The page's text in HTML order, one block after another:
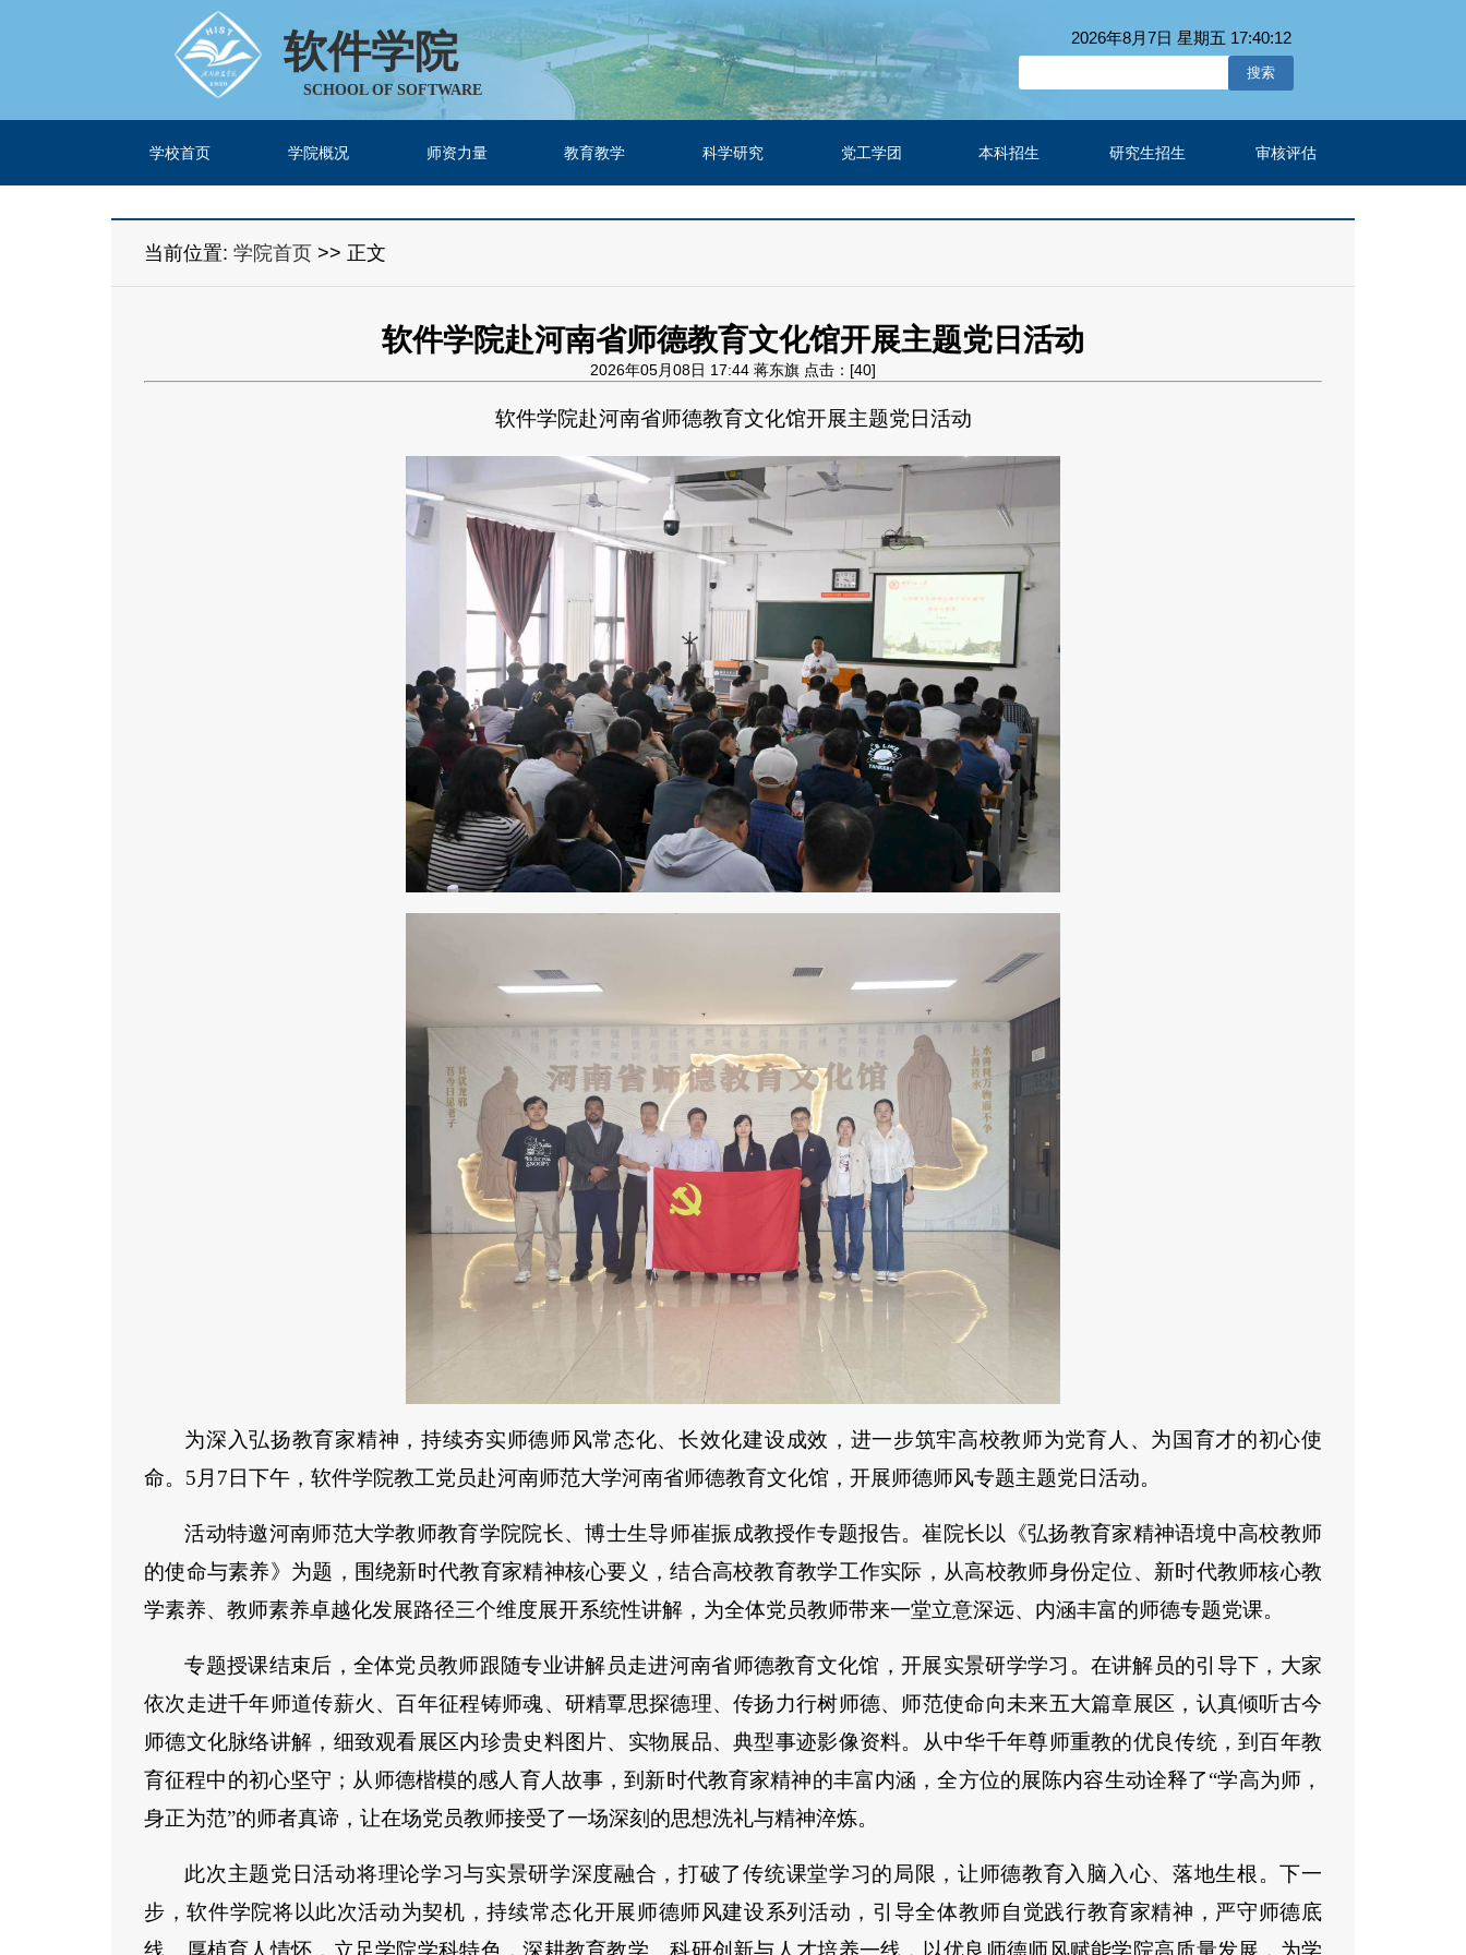
软件学院
SCHOOL OF SOFTWARE
2026年8月7日 星期五 17:40:13
学校首页 学院概况 师资力量 教育教学 科学研究 党工学团 本科招生 研究生招生 审核评估
当前位置: 学院首页 >> 正文
软件学院赴河南省师德教育文化馆开展主题党日活动
2026年05月08日 17:44 蒋东旗 点击：[40]
软件学院赴河南省师德教育文化馆开展主题党日活动
为深入弘扬教育家精神，持续夯实师德师风常态化、长效化建设成效，进一步筑牢高校教师为党育人、为国育才的初心使
命。5月7日下午，软件学院教工党员赴河南师范大学河南省师德教育文化馆，开展师德师风专题主题党日活动。
活动特邀河南师范大学教师教育学院院长、博士生导师崔振成教授作专题报告。崔院长以《弘扬教育家精神语境中高校教师
的使命与素养》为题，围绕新时代教育家精神核心要义，结合高校教育教学工作实际，从高校教师身份定位、新时代教师核心教
学素养、教师素养卓越化发展路径三个维度展开系统性讲解，为全体党员教师带来一堂立意深远、内涵丰富的师德专题党课。
专题授课结束后，全体党员教师跟随专业讲解员走进河南省师德教育文化馆，开展实景研学学习。在讲解员的引导下，大家
依次走进千年师道传薪火、百年征程铸师魂、研精覃思探德理、传扬力行树师德、师范使命向未来五大篇章展区，认真倾听古今
师德文化脉络讲解，细致观看展区内珍贵史料图片、实物展品、典型事迹影像资料。从中华千年尊师重教的优良传统，到百年教
育征程中的初心坚守；从师德楷模的感人育人故事，到新时代教育家精神的丰富内涵，全方位的展陈内容生动诠释了“学高为师，
身正为范”的师者真谛，让在场党员教师接受了一场深刻的思想洗礼与精神淬炼。
此次主题党日活动将理论学习与实景研学深度融合，打破了传统课堂学习的局限，让师德教育入脑入心、落地生根。下一
步，软件学院将以此次活动为契机，持续常态化开展师德师风建设系列活动，引导全体教师自觉践行教育家精神，严守师德底
线、厚植育人情怀，立足学院学科特色，深耕教育教学、科研创新与人才培养一线，以优良师德师风赋能学院高质量发展，为学